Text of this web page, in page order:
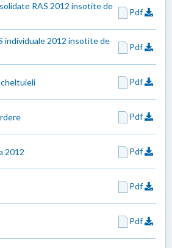
RAS 2012 insotite de
Pdf
individuale 2012 insotite de
Pdf
Pdf
Pdf
2012 Pdf
Pdf
Pdf